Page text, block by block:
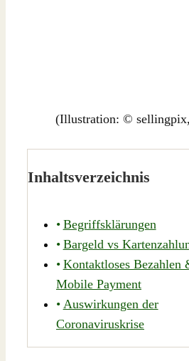
(Illustration: ©
Inhaltsverzeichnis
Begriffsklärungen
Bargeld vs
Kontaktloses Bezahlen
Mobile Payment
Auswirkungen der
Coronaviruskrise